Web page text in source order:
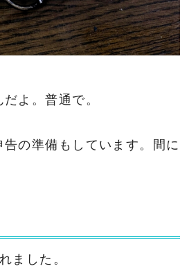
よ。普通で。
の準備もしています。間に
ました。